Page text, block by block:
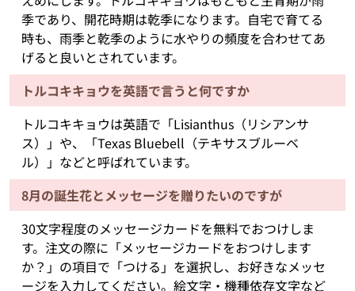
季であり、開花時期は乾季になります。自宅で育てる
時も、雨季と乾季のように水やりの頻度を合わせてあ
げると良いとされています。
トルコキキョウを英語で言うと何ですか
トルコキキョウは英語で「Lisianthus（リシアンサ
ス）」や、「Texas Bluebell（テキサスブルーベ
ル）」などと呼ばれています。
8月の誕生花とメッセージを贈りたいのですが
30文字程度のメッセージカードを無料でおつけしま
す。注文の際に「メッセージカードをおつけします
か？」の項目で「つける」を選択し、お好きなメッセ
ージを入力してください。絵文字・機種依存文字など